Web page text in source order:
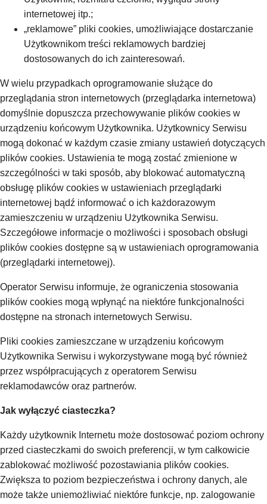
internetowej itp.;
„reklamowe” pliki cookies, umożliwiające dostarczanie
Użytkownikom treści reklamowych bardziej
dostosowanych do ich zainteresowań.
W wielu przypadkach oprogramowanie służące do
przeglądania stron internetowych (przeglądarka internetowa)
domyślnie dopuszcza przechowywanie plików cookies w
urządzeniu końcowym Użytkownika. Użytkownicy Serwisu
mogą dokonać w każdym czasie zmiany ustawień dotyczących
plików cookies. Ustawienia te mogą zostać zmienione w
szczególności w taki sposób, aby blokować automatyczną
obsługę plików cookies w ustawieniach przeglądarki
internetowej bądź informować o ich każdorazowym
zamieszczeniu w urządzeniu Użytkownika Serwisu.
Szczegółowe informacje o możliwości i sposobach obsługi
plików cookies dostępne są w ustawieniach oprogramowania
(przeglądarki internetowej).
Operator Serwisu informuje, że ograniczenia stosowania
plików cookies mogą wpłynąć na niektóre funkcjonalności
dostępne na stronach internetowych Serwisu.
Pliki cookies zamieszczane w urządzeniu końcowym
Użytkownika Serwisu i wykorzystywane mogą być również
przez współpracujących z operatorem Serwisu
reklamodawców oraz partnerów.
Jak wyłączyć ciasteczka?
Każdy użytkownik Internetu może dostosować poziom ochrony
przed ciasteczkami do swoich preferencji, w tym całkowicie
zablokować możliwość pozostawiania plików cookies.
Zwiększa to poziom bezpieczeństwa i ochrony danych, ale
może także uniemożliwiać niektóre funkcje, np. zalogowanie